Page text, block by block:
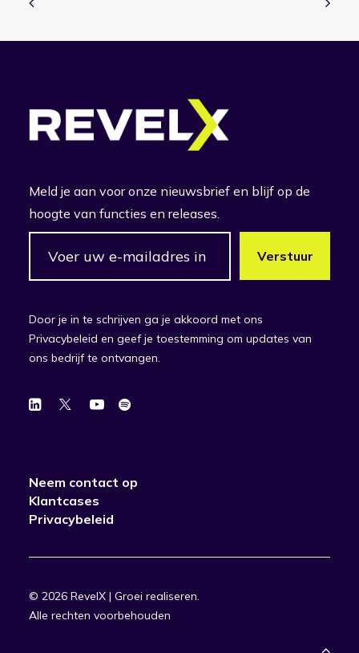
Meld je aan voor onze nieuwsbrief en blijf op de
hoogte van functies en releases.
Door je in te schrijven ga je akkoord met ons
Privacybeleid en geef je toestemming om updates van
ons bedrijf te ontvangen.
Neem contact op
Klantcases
Privacybeleid
© 2026 RevelX | Groei realiseren.
Alle rechten voorbehouden